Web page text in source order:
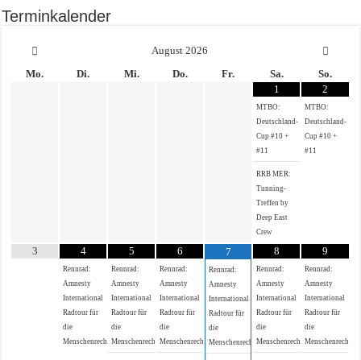
Terminkalender
August 2026
Mo.
Di. Mi. Do. Fr. Sa.
So.
1
MTBO:
Deutschland-
Cup #10 +
#11
RRB MER:
Tunning-
Treffen by
Deep East
Crew
2
MTBO:
Deutschland-
Cup #10 +
#11
3 4
Rennrad:
Amnesty
International
Radtour für
die
Menschenrechte
5
Rennrad:
Amnesty
International
Radtour für
die
Menschenrechte
6
Rennrad:
Amnesty
International
Radtour für
die
Menschenrechte
7
Rennrad:
Amnesty
International
Radtour für
die
Menschenrechte
8
Rennrad:
Amnesty
International
Radtour für
die
Menschenrechte
9
Rennrad:
Amnesty
International
Radtour für
die
Menschenrechte